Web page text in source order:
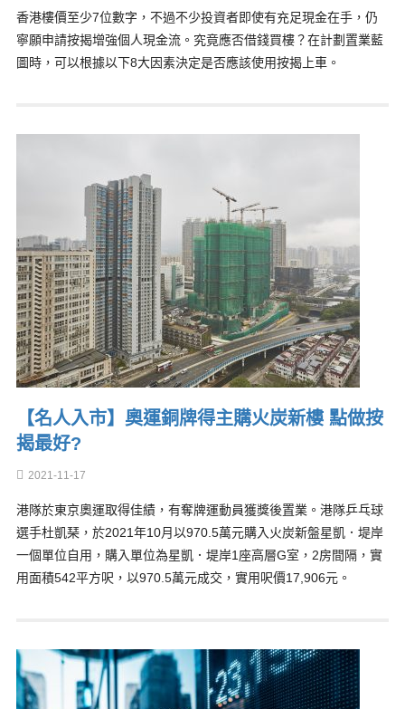
香港樓價至少7位數字，不過不少投資者即使有充足現金在手，仍
寧願申請按揭增強個人現金流。究竟應否借錢買樓？在計劃置業藍
圖時，可以根據以下8大因素決定是否應該使用按揭上車。
【名人入市】奧運銅牌得主購火炭新樓 點做按
揭最好?
2021-11-17
港隊於東京奧運取得佳績，有奪牌運動員獲獎後置業。港隊乒乓球
選手杜凱琹，於2021年10月以970.5萬元購入火炭新盤星凱．堤岸
一個單位自用，購入單位為星凱．堤岸1座高層G室，2房間隔，實
用面積542平方呎，以970.5萬元成交，實用呎價17,906元。